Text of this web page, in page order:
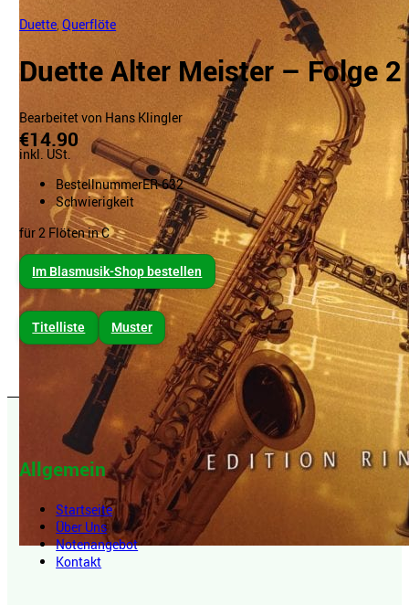
Duette ,Querflöte
Duette Alter Meister – Folge 2
Bearbeitet von Hans Klingler
€14.90
inkl. USt.
BestellnummerER-632
Schwierigkeit
für 2 Flöten in C
Im Blasmusik-Shop bestellen
Titelliste Muster
Allgemein
Startseite
Über Uns
Notenangebot
Kontakt